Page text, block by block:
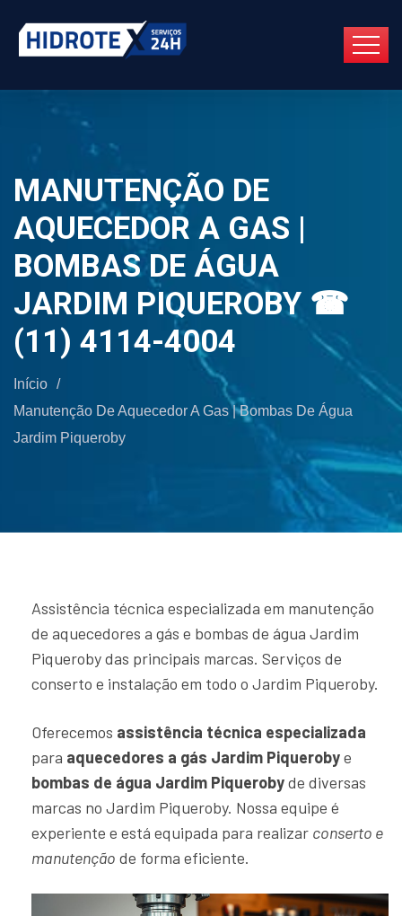
MANUTENÇÃO DE
AQUECEDOR A GAS |
BOMBAS DE ÁGUA
JARDIM PIQUEROBY ☎
(11) 4114-4004
Início /
Manutenção De Aquecedor A Gas | Bombas De Água
Jardim Piqueroby
Assistência técnica especializada em manutenção
de aquecedores a gás e bombas de água Jardim
Piqueroby das principais marcas. Serviços de
conserto e instalação em todo o Jardim Piqueroby.
Oferecemos assistência técnica especializada
para aquecedores a gás Jardim Piquerobye
bombas de água Jardim Piquerobyde diversas
marcas no Jardim Piqueroby. Nossa equipe é
experiente e está equipada para realizar conserto e
manutenção de forma eficiente.